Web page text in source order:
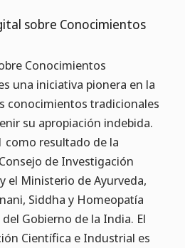
sobre Conocimientos
Conocimientos
una iniciativa pionera en la
conocimientos tradicionales
su apropiación indebida.
como resultado de la
de Investigación
el Ministerio de Ayurveda,
Siddha y Homeopatía
Gobierno de la India. El
Científica e Industrial es